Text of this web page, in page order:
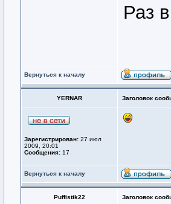
Раз
Вернуться к началу
YERNAR Заголовок
Зарегистрирован: 27 июл
2009, 20:01
Сообщения: 17
Вернуться к началу
Puffistik22 Заголовок